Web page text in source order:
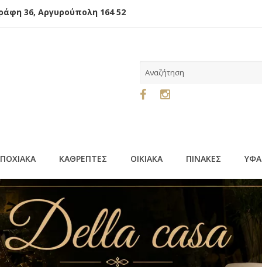
36, Αργυρούπολη 164 52
ΚΑΘΡΕΠΤΕΣ ΟΙΚΙΑΚΑ ΠΙΝΑΚΕΣ